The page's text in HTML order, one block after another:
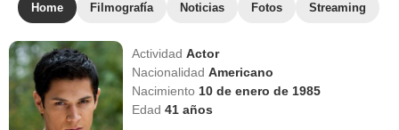
Home Filmografía Noticias Fotos Streaming
ActividadActor
NacionalidadAmericano
Nacimiento 10 de enero de 1985
Edad41 años